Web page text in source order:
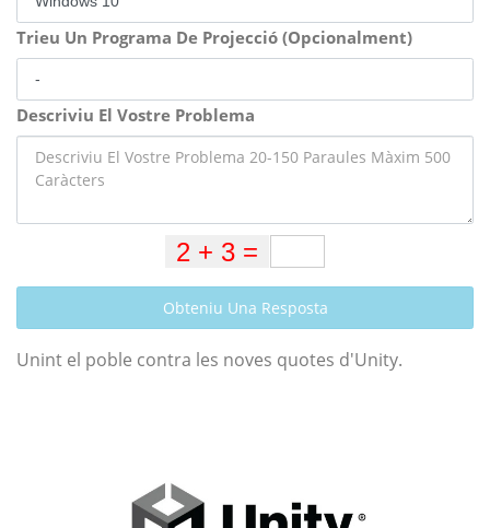
Trieu Un Programa De Projecció (Opcionalment)
Descriviu El Vostre Problema
Obteniu Una Resposta
Unint el poble contra les noves quotes d'Unity.